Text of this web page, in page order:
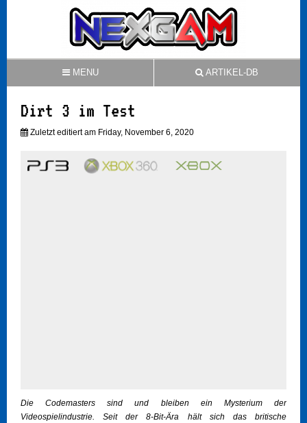
MENU ARTIKEL-DB
Dirt 3 im Test
Zuletzt editiert am Friday, November 6, 2020
Die Codemasters sind und bleiben ein Mysterium der
Videospielindustrie. Seit der 8-Bit-Ära hält sich das britische